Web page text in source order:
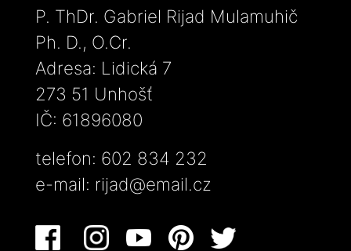
P. ThDr. Gabriel Rijad Mulamuhič
Ph. D., O.Cr.
Adresa: Lidická 7
273 51 Unhošť
IČ: 61896080
telefon: 602 834 232
e-mail: rijad@email.cz